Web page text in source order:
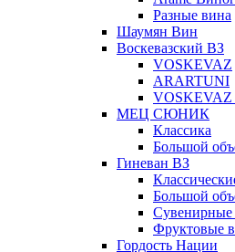
Разные вина
Шаумян Вин
Воскевазский ВЗ
VOSKEVAZ
ARARTUNI
VOSKEVAZ
МЕЦ СЮНИК
Классика
Большой
Гиневан ВЗ
Большой
Сувенирные
Фруктовые
Гордость Нации